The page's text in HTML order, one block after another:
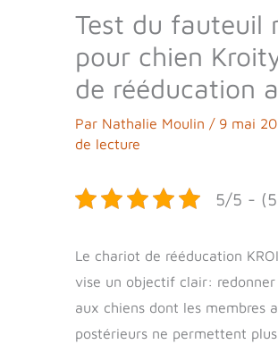
Test du fauteuil
pour chien
de rééducation
Par Nathalie Moulin / 9 mai
de lecture
5/5 -
Le chariot de rééducation
vise un objectif clair:
aux chiens dont les membres
postérieurs ne permettent